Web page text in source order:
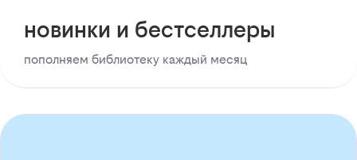
новинки и бестселлеры
пополняем библиотеку каждый месяц